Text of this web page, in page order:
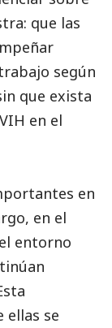
que las
según
que exista
en el
en
en el
entorno
ellas se